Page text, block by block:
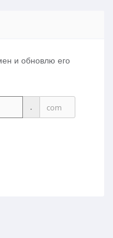
и обновлю его
.